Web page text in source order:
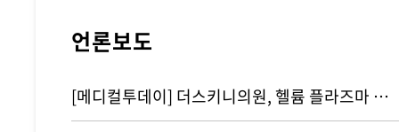
언론보도
[메디컬투데이] 더스키니의원, 헬륨 플라즈마 기반 리뉴비온 도입